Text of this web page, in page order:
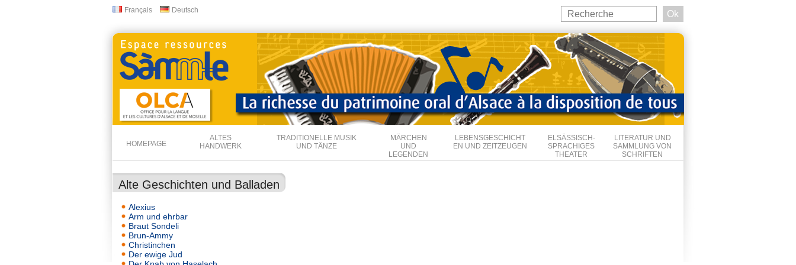
Inhalt
Français Deutsch
Suchformular
Search
this
site
HOMEPAGE
ALTES
HANDWERK
TRADITIONELLE MUSIK
UND TÄNZE
MÄRCHEN
UND
LEGENDEN
LEBENSGESCHICHT
EN UND ZEITZEUGEN
ELSÄSSISCH-
SPRACHIGES
THEATER
LITERATUR UND
SAMMLUNG VON
SCHRIFTEN
Alte Geschichten und Balladen
Alexius
Arm und ehrbar
Braut Sondeli
Brun-Ammy
Christinchen
Der ewige Jud